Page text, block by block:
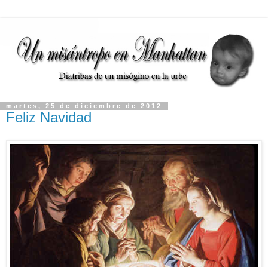
martes, 25 de diciembre de 2012
Feliz Navidad